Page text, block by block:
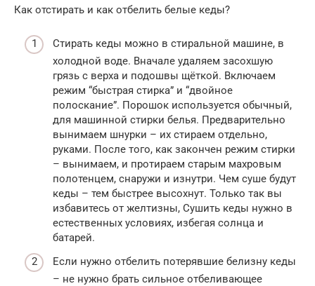
Как отстирать и как отбелить белые кеды?
Стирать кеды можно в стиральной машине, в
холодной воде. Вначале удаляем засохшую
грязь с верха и подошвы щёткой. Включаем
режим “быстрая стирка” и “двойное
полоскание”. Порошок используется обычный,
для машинной стирки белья. Предварительно
вынимаем шнурки – их стираем отдельно,
руками. После того, как закончен режим стирки
– вынимаем, и протираем старым махровым
полотенцем, снаружи и изнутри. Чем суше будут
кеды – тем быстрее высохнут. Только так вы
избавитесь от желтизны, Сушить кеды нужно в
естественных условиях, избегая солнца и
батарей.
Если нужно отбелить потерявшие белизну кеды
– не нужно брать сильное отбеливающее